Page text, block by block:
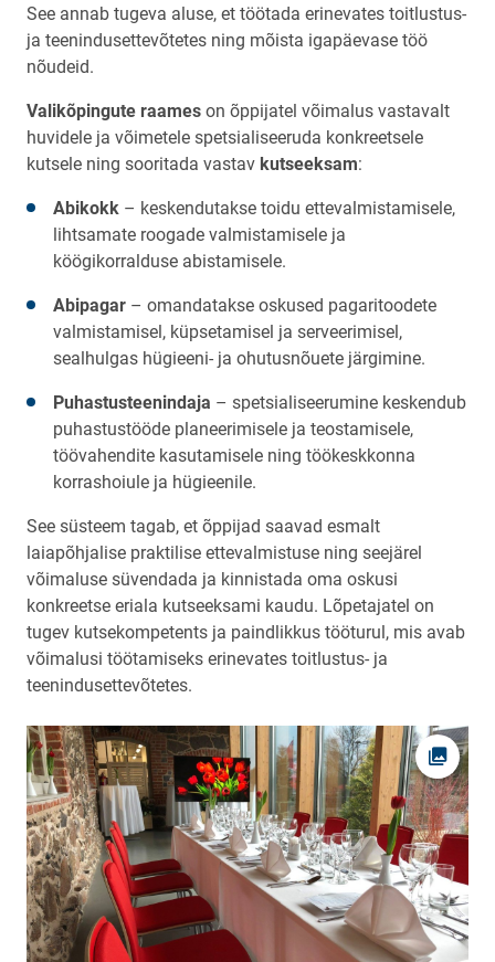
See annab tugeva aluse, et töötada erinevates toitlustus-
ja teenindusettevõtetes ning mõista igapäevase töö
nõudeid.
Valikõpingute raames on õppijatel võimalus vastavalt
huvidele ja võimetele spetsialiseeruda konkreetsele
kutsele ning sooritada vastav kutseeksam:
Abikokk – keskendutakse toidu ettevalmistamisele,
lihtsamate roogade valmistamisele ja
köögikorralduse abistamisele.
Abipagar – omandatakse oskused pagaritoodete
valmistamisel, küpsetamisel ja serveerimisel,
sealhulgas hügieeni- ja ohutusnõuete järgimine.
Puhastusteenindaja – spetsialiseerumine keskendub
puhastustööde planeerimisele ja teostamisele,
töövahendite kasutamisele ning töökeskkonna
korrashoiule ja hügieenile.
See süsteem tagab, et õppijad saavad esmalt
laiapõhjalise praktilise ettevalmistuse ning seejärel
võimaluse süvendada ja kinnistada oma oskusi
konkreetse eriala kutseeksami kaudu. Lõpetajatel on
tugev kutsekompetents ja paindlikkus tööturul, mis avab
võimalusi töötamiseks erinevates toitlustus- ja
teenindusettevõtetes.
Ava